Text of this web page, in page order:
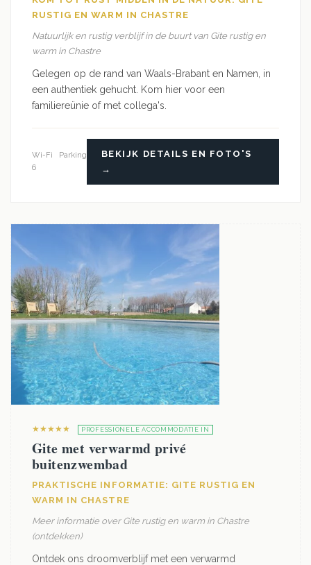
RUSTIG EN WARM IN CHASTRE
Natuurlijk en rustig verblijf in de buurt van Gite rustig en
warm in Chastre
Gelegen op de rand van Waals-Brabant en Namen, in
een authentiek gehucht. Kom hier voor een
familiereünie of met collega's.
Wi-Fi
6
Parking
BEKIJK DETAILS EN FOTO'S
→
★★★★★ PROFESSIONELE ACCOMMODATIE IN
Gite met verwarmd privé
buitenzwembad
PRAKTISCHE INFORMATIE: GITE RUSTIG EN
WARM IN CHASTRE
Meer informatie over Gite rustig en warm in Chastre
(ontdekken)
Ontdek ons droomverblijf met een verwarmd